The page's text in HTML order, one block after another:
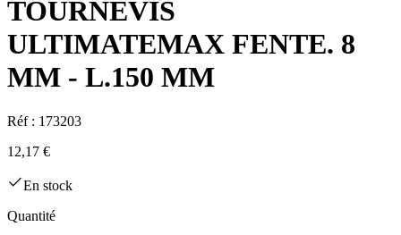
TOURNEVIS
ULTIMATEMAX FENTE. 8
MM - L.150 MM
Réf : 173203
12,17 €
En stock
Quantité